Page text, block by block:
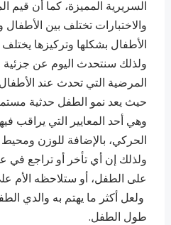
السريرية المميزة، كما أن قيم
والاختبارات تختلف بين الأطفال
الأطفال بشكلها وتركيزها
ولذلك سنتحدث اليوم عن
المرضية التي تحدث عند
حيث يعد نمو الطفل حدثية
وهي أحد المعايير التي يراقب
الحركي، بالإضافة للوزن
ولذلك إن أي تأخر أو تراجع في
على الطفل، أو ستلاحظه الأم
ولعل أكثر ما يهتم به والدي
طول الطفل.